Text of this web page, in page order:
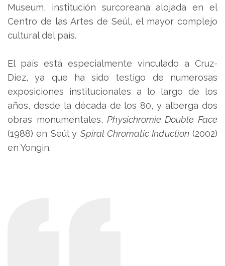
Museum, institución surcoreana alojada en el
Centro de las Artes de Seúl, el mayor complejo
cultural del país.
El país está especialmente vinculado a Cruz-
Diez, ya que ha sido testigo de numerosas
exposiciones institucionales a lo largo de los
años, desde la década de los 80, y alberga dos
obras monumentales,Physichromie Double Face
(1988) en Seúl y Spiral Chromatic Induction (2002)
en Yongin.